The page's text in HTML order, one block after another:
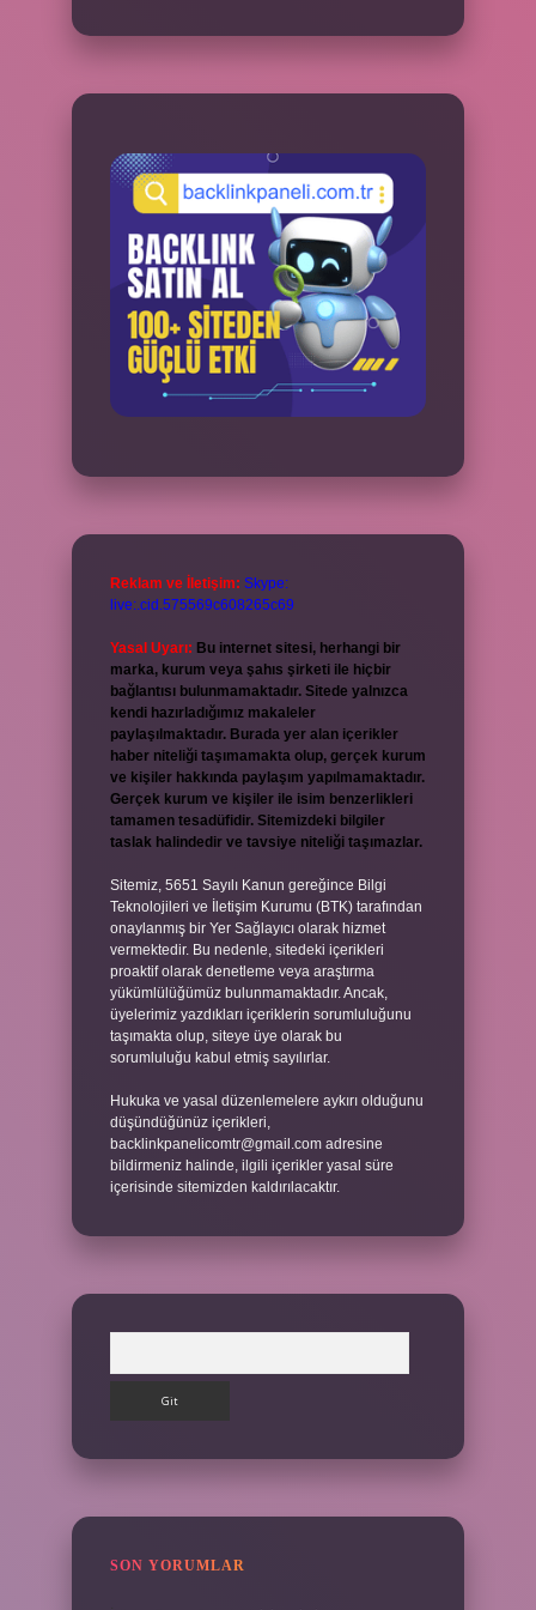
Reklam ve İletişim: Skype:
live:.cid.575569c608265c69
Yasal Uyarı: Bu internet sitesi, herhangi bir
marka, kurum veya şahıs şirketi ile hiçbir
bağlantısı bulunmamaktadır. Sitede yalnızca
kendi hazırladığımız makaleler
paylaşılmaktadır. Burada yer alan içerikler
haber niteliği taşımamakta olup, gerçek kurum
ve kişiler hakkında paylaşım yapılmamaktadır.
Gerçek kurum ve kişiler ile isim benzerlikleri
tamamen tesadüfidir. Sitemizdeki bilgiler
taslak halindedir ve tavsiye niteliği taşımazlar.
Sitemiz, 5651 Sayılı Kanun gereğince Bilgi
Teknolojileri ve İletişim Kurumu (BTK) tarafından
onaylanmış bir Yer Sağlayıcı olarak hizmet
vermektedir. Bu nedenle, sitedeki içerikleri
proaktif olarak denetleme veya araştırma
yükümlülüğümüz bulunmamaktadır. Ancak,
üyelerimiz yazdıkları içeriklerin sorumluluğunu
taşımakta olup, siteye üye olarak bu
sorumluluğu kabul etmiş sayılırlar.
Hukuka ve yasal düzenlemelere aykırı olduğunu
düşündüğünüz içerikleri,
backlinkpanelicomtr@gmail.com adresine
bildirmeniz halinde, ilgili içerikler yasal süre
içerisinde sitemizden kaldırılacaktır.
SON YORUMLAR